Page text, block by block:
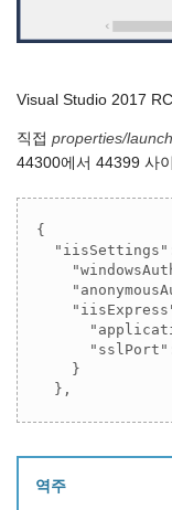
Visual Studio 2017
직접 properties/
44300에서 44399 사
{
    }
  },
역주